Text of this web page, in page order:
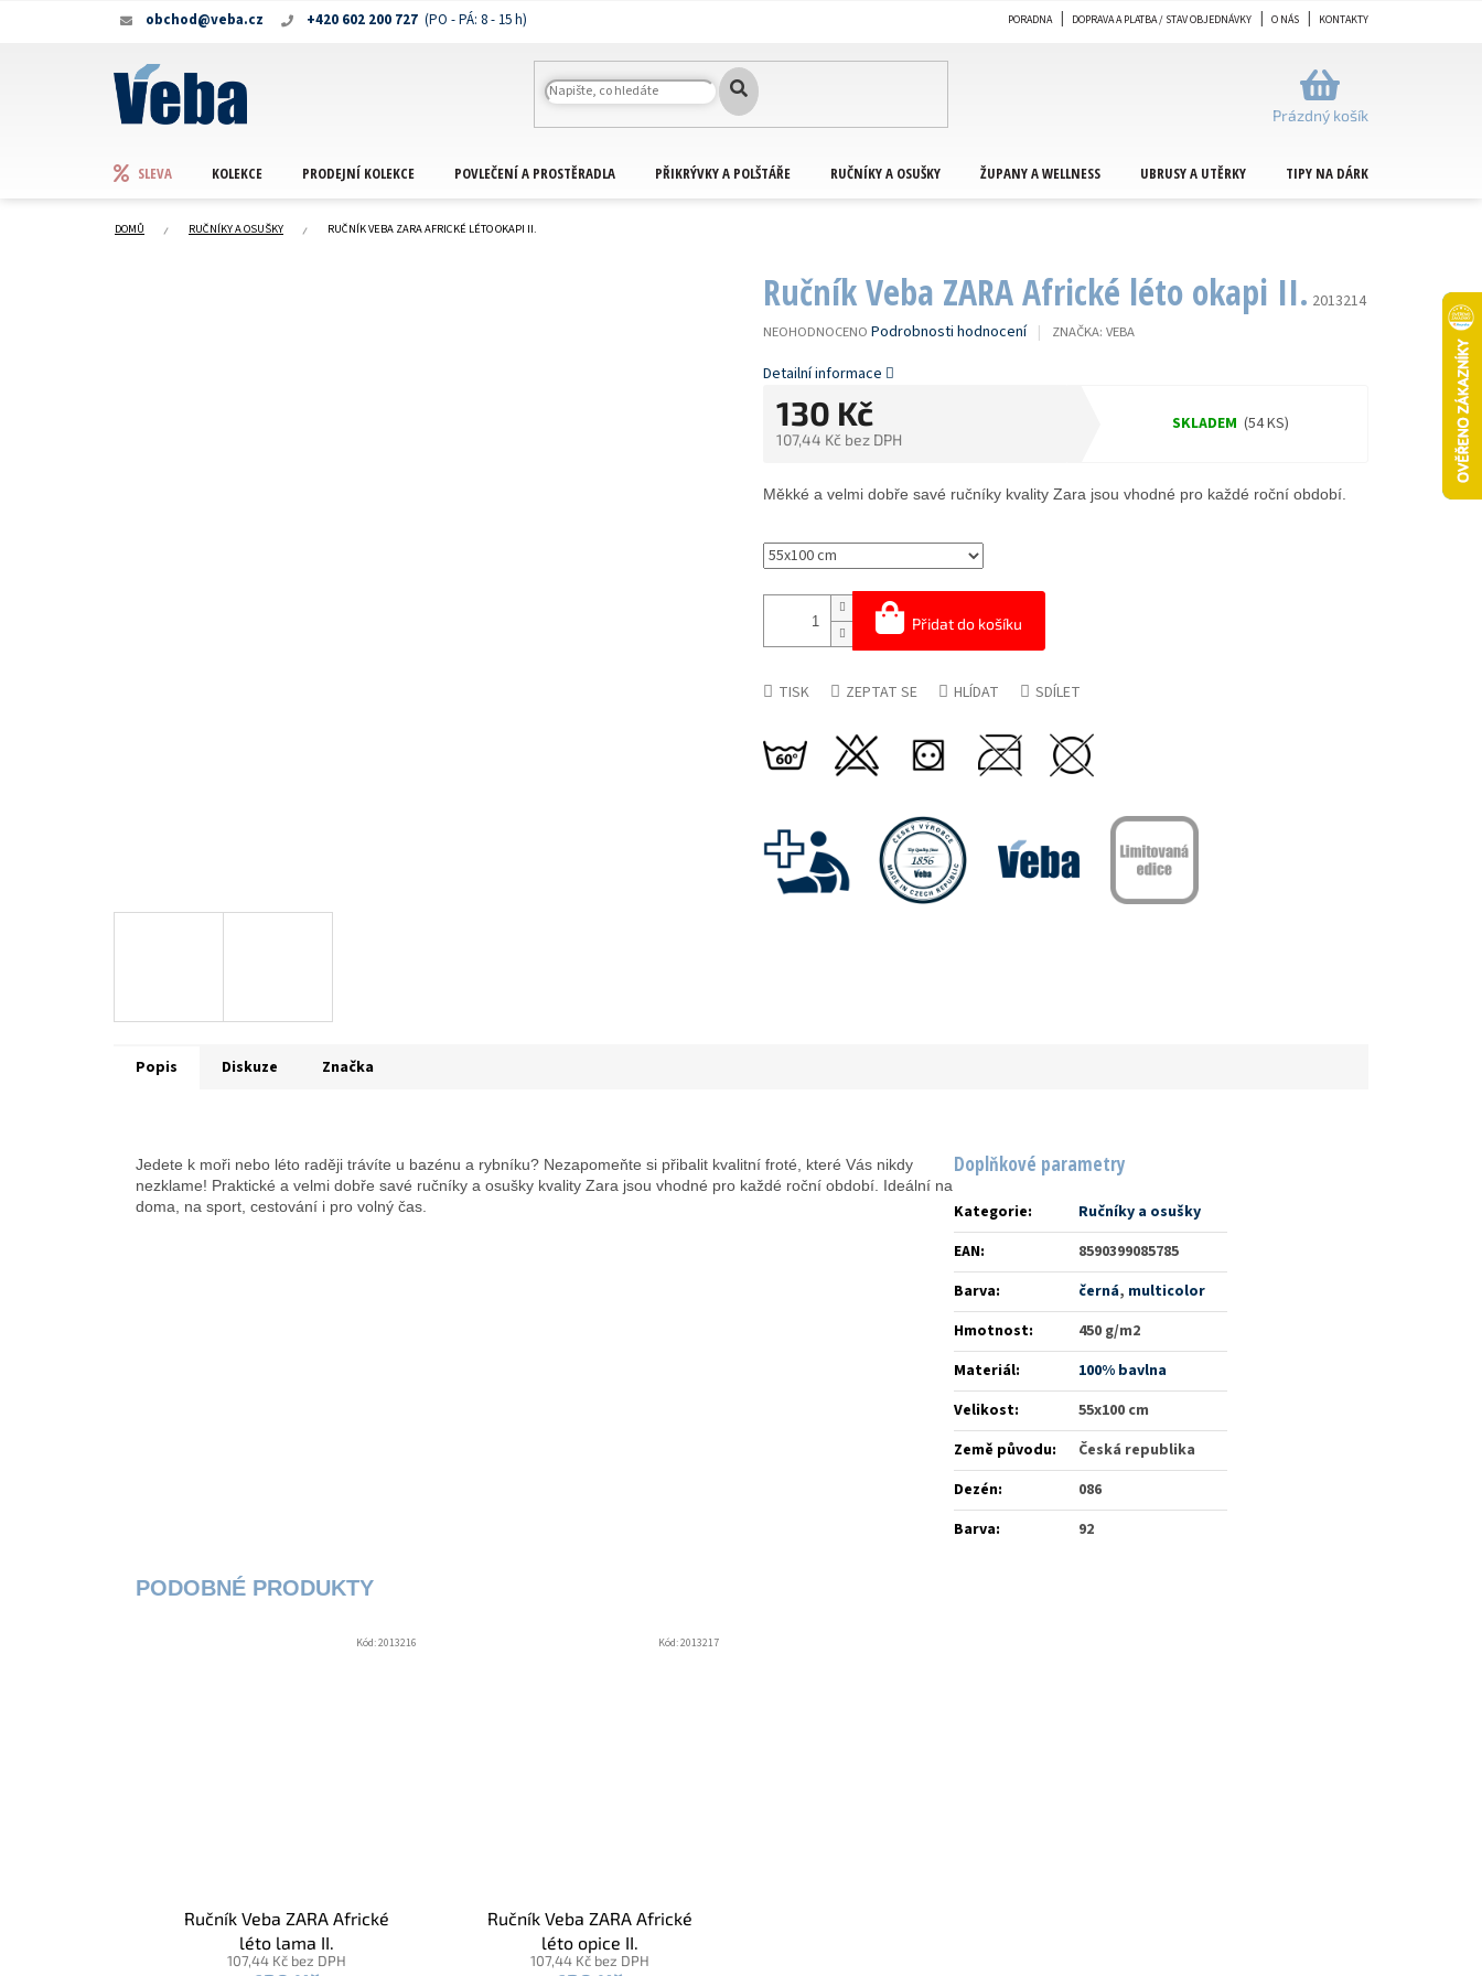
+420 602 200 727
obchod@veba.cz PORADNA DOPRAVA A PLATBA / STAV OBJEDNÁVKY O NÁS KONTAKTY
NÁKUPNÍ
KOŠÍK
Prázdný košík
SLEVA KOLEKCE PRODEJNÍ KOLEKCE POVLEČENÍ A PROSTĚRADLA PŘIKRÝVKY A POLŠTÁŘE RUČNÍKY A OSUŠKY ŽUPANY A WELLNESS UBRUSY A UTĚRKY TIPY NA DÁRKY
DOMŮ RUČNÍKY A OSUŠKY RUČNÍK VEBA ZARA AFRICKÉ LÉTO OKAPI II.
Ručník Veba ZARA Africké léto okapi II. 2013214
PRŮMĚRNÉ
PRODUKTU
0,0
NEOHODNOCENO Podrobnosti hodnocení ZNAČKA: VEBA
130 Kč
107,44 Kč bez DPH
SKLADEM (54 KS)
Přidat do košíku
Měkké a velmi dobře savé ručníky kvality Zara jsou vhodné pro každé roční období.
Detailní informace
TISK ZEPTAT SE HLÍDAT SDÍLET
Popis Diskuze Značka
Jedete k moři nebo léto raději trávíte u bazénu a rybníku? Nezapomeňte si přibalit kvalitní froté, které Vás nikdy
nezklame! Praktické a velmi dobře savé ručníky a osušky kvality Zara jsou vhodné pro každé roční období. Ideální na
doma, na sport, cestování i pro volný čas.
Doplňkové parametry
Kategorie:
Ručníky a osušky
EAN:
8590399085785
Barva: černá, multicolor
Hmotnost:
450 g/m2
Materiál:
100% bavlna
Velikost:
55x100 cm
Země původu:
Česká republika
Dezén:
086
Barva: 92
Ručník Veba ZARA Africké
léto lama II.
107,44 Kč bez DPH
Kód:2013216
Ručník Veba ZARA Africké
léto opice II.
107,44 Kč bez DPH
Kód:2013217